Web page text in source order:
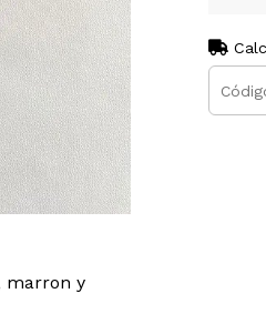
marron y